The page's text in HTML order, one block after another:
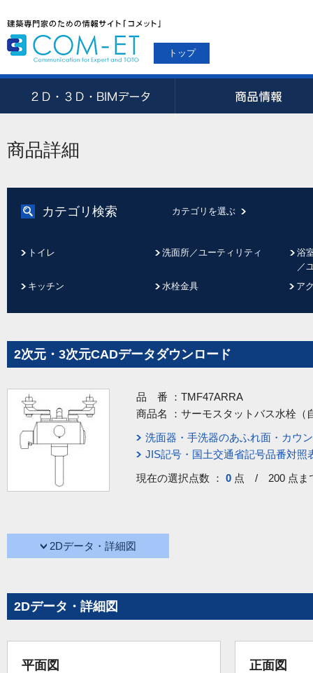
トップ
商品詳細
カテゴリ検索 カテゴリを選ぶ
トイレ 洗面所／ユーティリティ
浴
／
キッチン
水栓金具 ア
2次元・3次元CADデータダウンロード
品 番 ： TMF47ARRA
商品名 ： サーモスタットバス水栓（
洗面器・手洗器のあふれ面・カウ
JIS記号・国土交通省記号品番対照
現在の選択点数 ： 0 点 / 200 点ま
2Dデータ・詳細図
2Dデータ・詳細図
平面図 正面図